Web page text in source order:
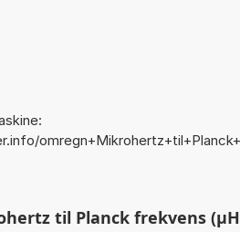
til Planck frekvens